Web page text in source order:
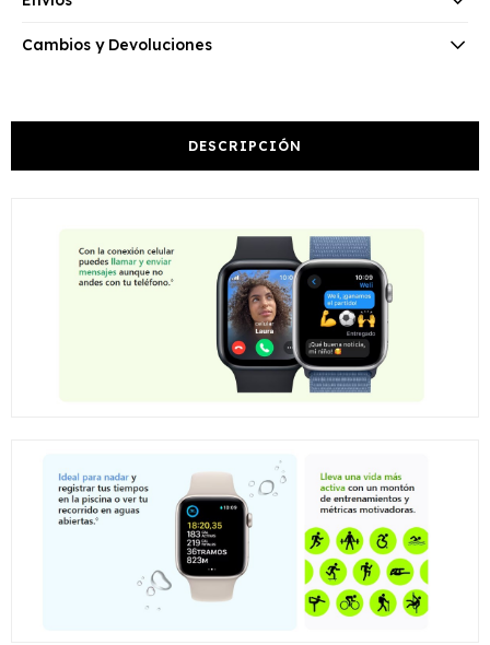
Cambios y Devoluciones
DESCRIPCIÓN